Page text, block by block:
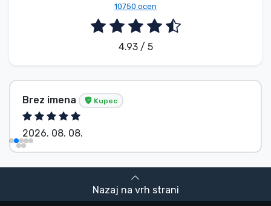
10750 ocen
4.93 / 5
Brez imena Kupec
2026. 08. 08.
Nazaj na vrh strani